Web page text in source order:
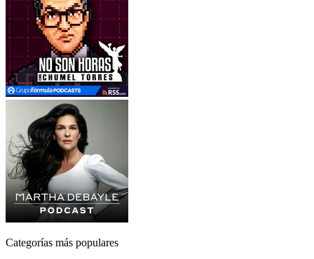
Categorías más populares